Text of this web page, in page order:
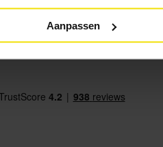
Aanpassen
bedrijf